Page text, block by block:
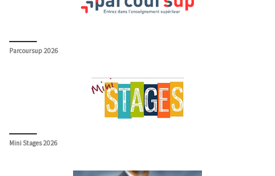
Parcoursup 2026
Mini Stages 2026